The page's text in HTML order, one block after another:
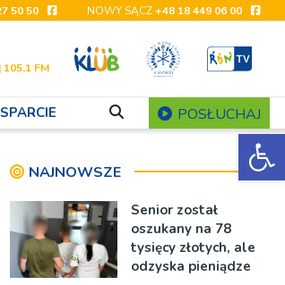
50 50 NOWY SĄCZ+48 18 449 06 00
105,1 FM
POSŁUCHAJ
NAJNOWSZE
Senior został
oszukany na 78
tysięcy złotych, ale
odzyska pieniądze